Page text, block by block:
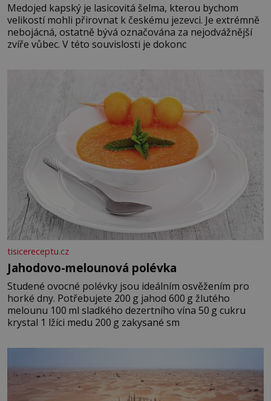
Medojed kapský je lasicovitá šelma, kterou bychom
velikostí mohli přirovnat k českému jezevci. Je extrémně
nebojácná, ostatně bývá označována za nejodvážnější
zvíře vůbec. V této souvislosti je dokonc
tisicereceptu.cz
Jahodovo-melounová polévka
Studené ovocné polévky jsou ideálním osvěžením pro
horké dny. Potřebujete 200 g jahod 600 g žlutého
melounu 100 ml sladkého dezertního vína 50 g cukru
krystal 1 lžíci medu 200 g zakysané sm